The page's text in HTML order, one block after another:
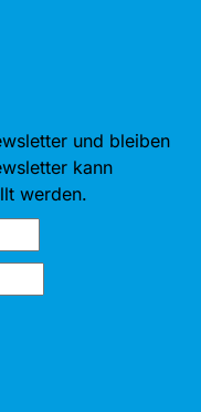
und bleiben
kann
werden.